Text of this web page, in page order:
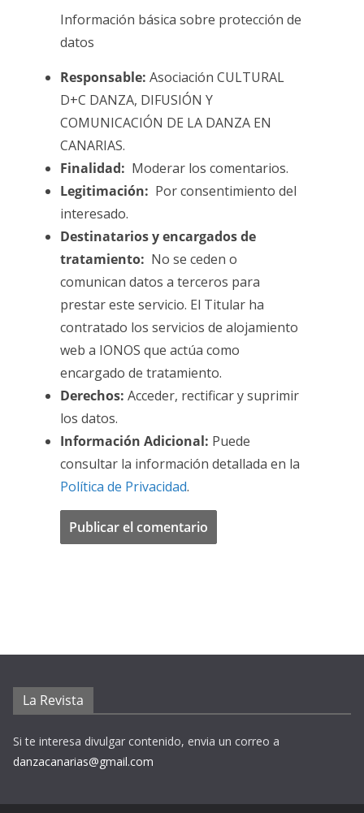
Información básica sobre protección de
datos
Responsable: Asociación CULTURAL
D+C DANZA, DIFUSIÓN Y
COMUNICACIÓN DE LA DANZA EN
CANARIAS.
Finalidad: Moderar los comentarios.
Legitimación: Por consentimiento del
interesado.
Destinatarios y encargados de
tratamiento: No se ceden o
comunican datos a terceros para
prestar este servicio. El Titular ha
contratado los servicios de alojamiento
web a IONOS que actúa como
encargado de tratamiento.
Derechos: Acceder, rectificar y suprimir
los datos.
Información Adicional: Puede
consultar la información detallada en la
Política de Privacidad.
La Revista
Si te interesa divulgar contenido, envia un correo a
danzacanarias@gmail.com